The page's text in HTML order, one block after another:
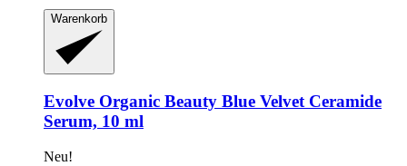
Warenkorb
Evolve Organic Beauty Blue Velvet Ceramide
Serum, 10 ml
Neu!